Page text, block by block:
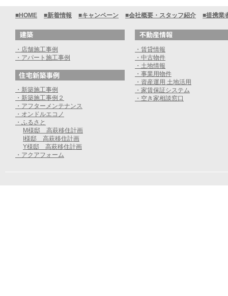
■HOME ■新着情報 ■キャンペーン ■会社概要・スタッフ紹介 ■提携業
・店舗施工事例
・アパート施工事例
・新築施工事例
・新築施工事例２
・アフターメンテナンス
・オンドルエコノ
・ふるさと
M様邸 高萩移住計画
I様邸 高萩移住計画
Y様邸 高萩移住計画
・アクアフォーム
・賃貸情報
・中古物件
・土地情報
・事業用物件
・資産運用 土地活用
・家賃保証システム
・空き家相談窓口